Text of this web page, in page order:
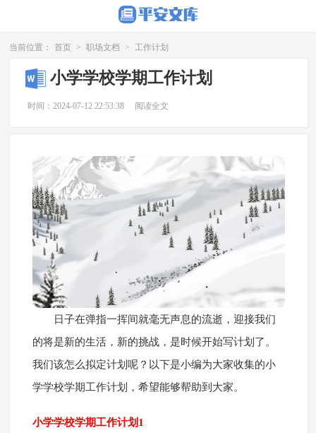
当前位置： 首页 > 职场文档 > 工作计划
小学学校学期工作计划
时间：2024-07-12 22:53:38 阅读全文
日子在弹指一挥间就毫无声息的流逝，迎接我们
的将是新的生活，新的挑战，是时候开始写计划了。
我们该怎么拟定计划呢？以下是小编为大家收集的小
学学校学期工作计划，希望能够帮助到大家。
小学学校学期工作计划1